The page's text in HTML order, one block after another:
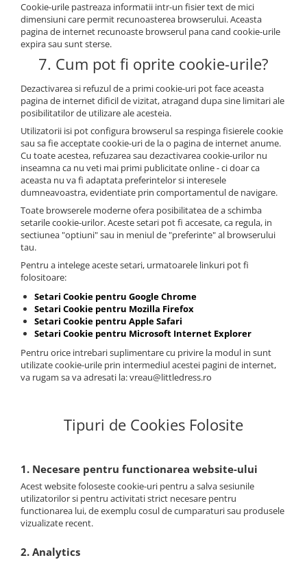
Cookie-urile pastreaza informatii intr-un fisier text de mici
dimensiuni care permit recunoasterea browserului. Aceasta
pagina de internet recunoaste browserul pana cand cookie-urile
expira sau sunt sterse.
7. Cum pot fi oprite cookie-urile?
Dezactivarea si refuzul de a primi cookie-uri pot face aceasta
pagina de internet dificil de vizitat, atragand dupa sine limitari ale
posibilitatilor de utilizare ale acesteia.
Utilizatorii isi pot configura browserul sa respinga fisierele cookie
sau sa fie acceptate cookie-uri de la o pagina de internet anume.
Cu toate acestea, refuzarea sau dezactivarea cookie-urilor nu
inseamna ca nu veti mai primi publicitate online - ci doar ca
aceasta nu va fi adaptata preferintelor si interesele
dumneavoastra, evidentiate prin comportamentul de navigare.
Toate browserele moderne ofera posibilitatea de a schimba
setarile cookie-urilor. Aceste setari pot fi accesate, ca regula, in
sectiunea "optiuni" sau in meniul de "preferinte" al browserului
tau.
Pentru a intelege aceste setari, urmatoarele linkuri pot fi
folositoare:
Setari Cookie pentru Google Chrome
Setari Cookie pentru Mozilla Firefox
Setari Cookie pentru Apple Safari
Setari Cookie pentru Microsoft Internet Explorer
Pentru orice intrebari suplimentare cu privire la modul in sunt
utilizate cookie-urile prin intermediul acestei pagini de internet,
va rugam sa va adresati la: vreau@littledress.ro
Tipuri de Cookies Folosite
1. Necesare pentru functionarea website-ului
Acest website foloseste cookie-uri pentru a salva sesiunile
utilizatorilor si pentru activitati strict necesare pentru
functionarea lui, de exemplu cosul de cumparaturi sau produsele
vizualizate recent.
2. Analytics